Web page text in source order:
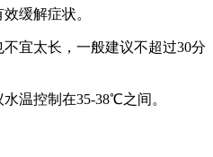
缓解症状。
宜太长，一般建议不超过30分
温控制在35-38℃之间。